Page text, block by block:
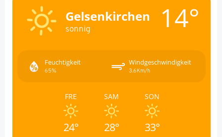
Gelsenkirchen
sonnig 14°
Feuchtigkeit
65%
Windgeschwindigkeit
3.6Km/h
FRE
24°
SAM
28°
SON
33°